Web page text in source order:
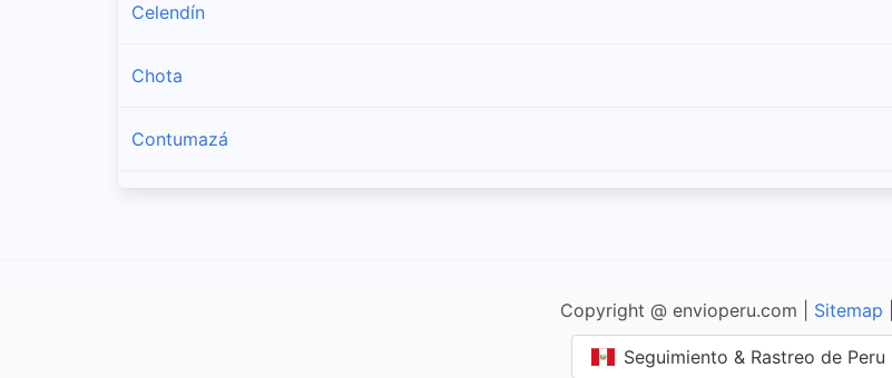
Celendín
Chota
Contumazá
Copyright @ envioperu.com | Sitemap
Seguimiento & Rastreo de Peru